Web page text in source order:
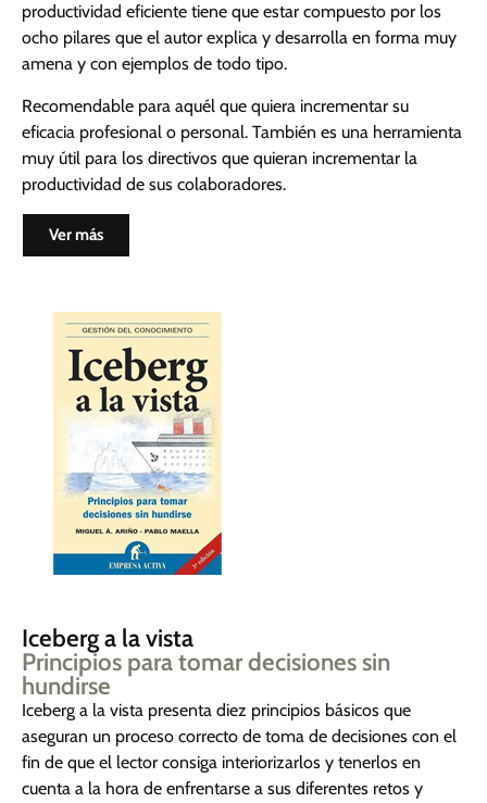
productividad eficiente tiene que estar compuesto por los
ocho pilares que el autor explica y desarrolla en forma muy
amena y con ejemplos de todo tipo.
Recomendable para aquél que quiera incrementar su
eficacia profesional o personal. También es una herramienta
muy útil para los directivos que quieran incrementar la
productividad de sus colaboradores.
Ver más
Iceberg a la vista
Principios para tomar decisiones sin
hundirse
Iceberg a la vista presenta diez principios básicos que
aseguran un proceso correcto de toma de decisiones con el
fin de que el lector consiga interiorizarlos y tenerlos en
cuenta a la hora de enfrentarse a sus diferentes retos y